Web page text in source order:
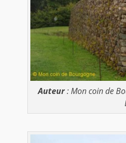
Auteur: Mon coin de